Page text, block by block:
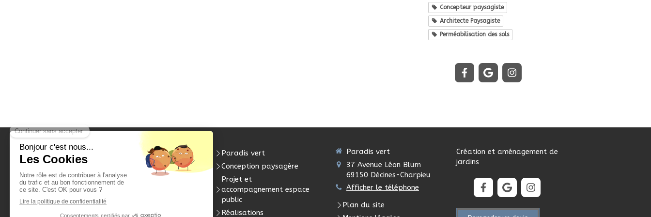
Concepteur paysagiste
Architecte Paysagiste
Perméabilisation des sols
©Paradis vert Lyon
Architecte paysagiste Rhône
(69)
Spécialiste en création et
aménagement de jardins
Paradis vert
Conception paysagère
Projet et
accompagnement espace
public
Réalisations
Paradis vert
37 Avenue Léon Blum
69150 Décines-Charpieu
Afficher le téléphone
Plan du site
Création et aménagement de
jardins